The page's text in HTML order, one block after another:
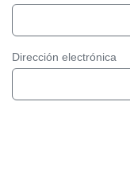
Dirección electrónica